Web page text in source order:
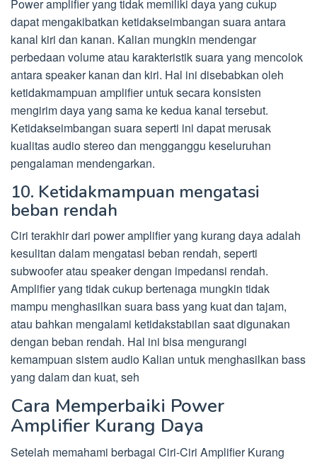
Power amplifier yang tidak memiliki daya yang cukup
dapat mengakibatkan ketidakseimbangan suara antara
kanal kiri dan kanan. Kalian mungkin mendengar
perbedaan volume atau karakteristik suara yang mencolok
antara speaker kanan dan kiri. Hal ini disebabkan oleh
ketidakmampuan amplifier untuk secara konsisten
mengirim daya yang sama ke kedua kanal tersebut.
Ketidakseimbangan suara seperti ini dapat merusak
kualitas audio stereo dan mengganggu keseluruhan
pengalaman mendengarkan.
10. Ketidakmampuan mengatasi
beban rendah
Ciri terakhir dari power amplifier yang kurang daya adalah
kesulitan dalam mengatasi beban rendah, seperti
subwoofer atau speaker dengan impedansi rendah.
Amplifier yang tidak cukup bertenaga mungkin tidak
mampu menghasilkan suara bass yang kuat dan tajam,
atau bahkan mengalami ketidakstabilan saat digunakan
dengan beban rendah. Hal ini bisa mengurangi
kemampuan sistem audio Kalian untuk menghasilkan bass
yang dalam dan kuat, seh
Cara Memperbaiki Power
Amplifier Kurang Daya
Setelah memahami berbagai Ciri-Ciri Amplifier Kurang